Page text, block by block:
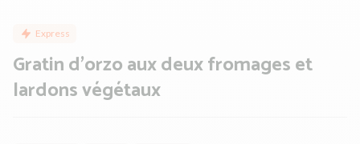
Express
Gratin d'orzo aux deux fromages et
lardons végétaux